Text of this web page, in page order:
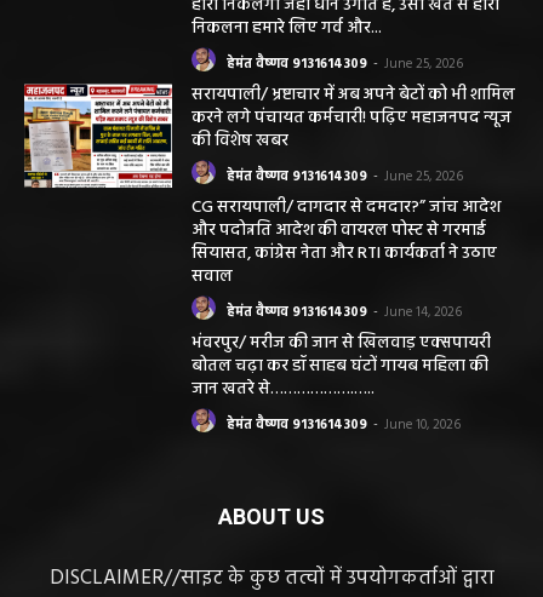
हीरा निकलेगा जहां धान उगाते हैं, उसी खेत से हीरा
निकलना हमारे लिए गर्व और...
हेमंत वैष्णव 9131614309 - June 25, 2026
सरायपाली/ भ्रष्टाचार में अब अपने बेटों को भी शामिल
करने लगे पंचायत कर्मचारी! पढ़िए महाजनपद न्यूज
की विशेष खबर
हेमंत वैष्णव 9131614309 - June 25, 2026
CG सरायपाली/ दागदार से दमदार?” जांच आदेश
और पदोन्नति आदेश की वायरल पोस्ट से गरमाई
सियासत, कांग्रेस नेता और RTI कार्यकर्ता ने उठाए
सवाल
हेमंत वैष्णव 9131614309 - June 14, 2026
भंवरपुर/ मरीज की जान से खिलवाड़ एक्सपायरी
बोतल चढ़ा कर डॉ साहब घंटों गायब महिला की
जान खतरे से……………….…..
हेमंत वैष्णव 9131614309 - June 10, 2026
ABOUT US
DISCLAIMER//साइट के कुछ तत्वों में उपयोगकर्ताओं द्वारा